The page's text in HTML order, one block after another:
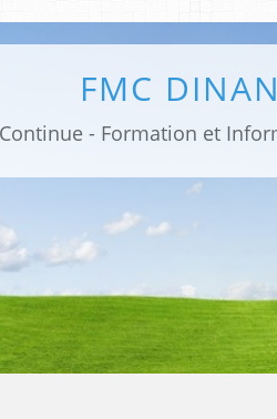
FMC DINAN